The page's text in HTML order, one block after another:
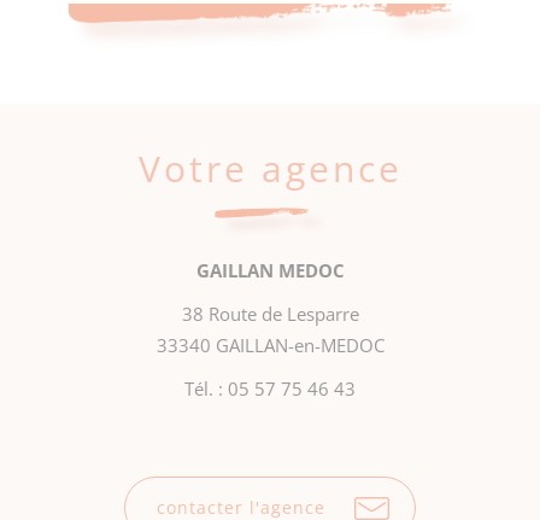
Votre agence
GAILLAN MEDOC
38 Route de Lesparre
33340 GAILLAN-en-MEDOC
Tél. : 05 57 75 46 43
contacter l'agence